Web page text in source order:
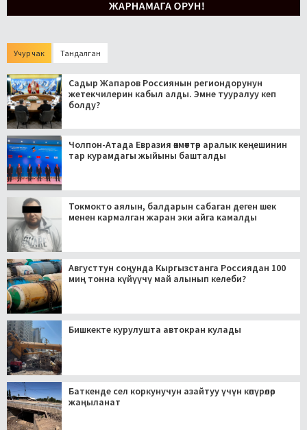
Учур чак Тандалган
Садыр Жапаров Россиянын региондорунун
жетекчилерин кабыл алды. Эмне тууралуу кеп
болду?
Чолпон-Атада Евразия өкмөттөр аралык кеңешинин
тар курамдагы жыйыны башталды
Токмокто аялын, балдарын сабаган деген шек
менен кармалган жаран эки айга камалды
Августтун соңунда Кыргызстанга Россиядан 100
миң тонна күйүүчү май алынып келеби?
Бишкекте курулушта автокран кулады
Баткенде сел коркунучун азайтуу үчүн көпүрөлөр
жаңыланат